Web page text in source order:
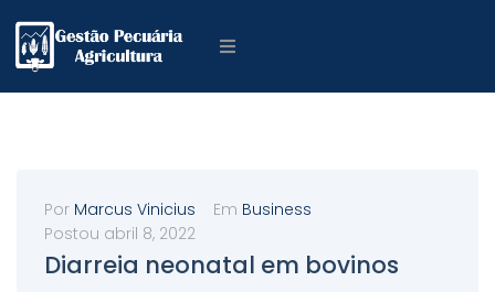
Por Marcus Vinicius Em Business
Postou abril 8, 2022
Diarreia neonatal em bovinos